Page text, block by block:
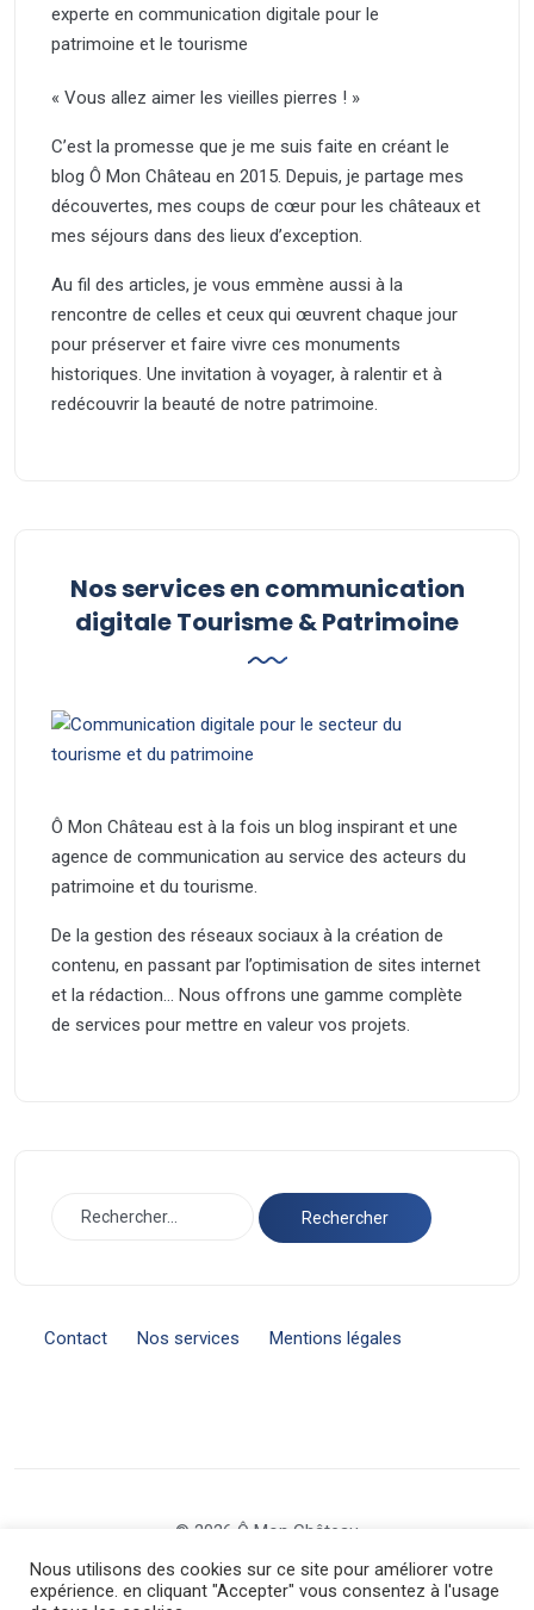
« Vous allez aimer les vieilles pierres ! »
C’est la promesse que je me suis faite en créant le
blog Ô Mon Château en 2015. Depuis, je partage mes
découvertes, mes coups de cœur pour les châteaux et
mes séjours dans des lieux d’exception.
Au fil des articles, je vous emmène aussi à la
rencontre de celles et ceux qui œuvrent chaque jour
pour préserver et faire vivre ces monuments
historiques. Une invitation à voyager, à ralentir et à
redécouvrir la beauté de notre patrimoine.
Nos services en communication
digitale Tourisme & Patrimoine
Ô Mon Château est à la fois un blog inspirant et une
agence de communication au service des acteurs du
patrimoine et du tourisme.
De la gestion des réseaux sociaux à la création de
contenu, en passant par l’optimisation de sites internet
et la rédaction… Nous offrons une gamme complète
de services pour mettre en valeur vos projets.
Contact Nos services Mentions légales
© 2026 Ô Mon Château
Nous utilisons des cookies sur ce site pour améliorer votre
expérience. en cliquant "Accepter" vous consentez à l'usage